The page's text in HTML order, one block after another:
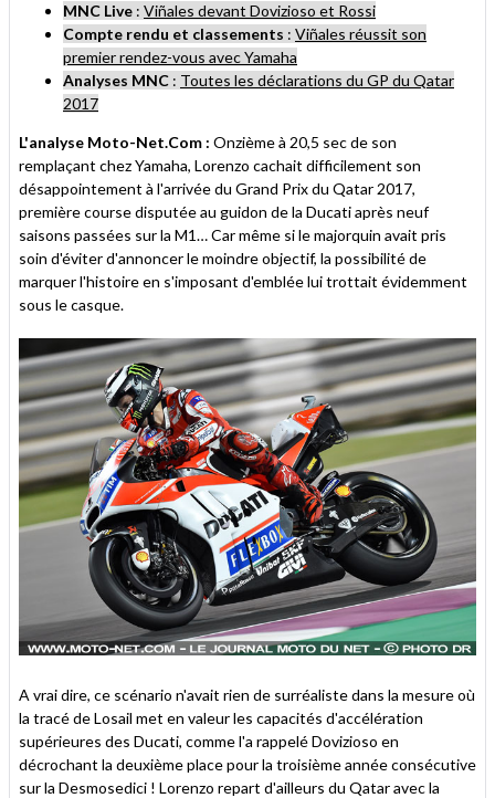
MNC Live : Viñales devant Dovizioso et Rossi
Compte rendu et classements : Viñales réussit son
premier rendez-vous avec Yamaha
Analyses MNC : Toutes les déclarations du GP du Qatar
2017
L'analyse Moto-Net.Com : Onzième à 20,5 sec de son
remplaçant chez Yamaha, Lorenzo cachait difficilement son
désappointement à l'arrivée du Grand Prix du Qatar 2017,
première course disputée au guidon de la Ducati après neuf
saisons passées sur la M1… Car même si le majorquin avait pris
soin d'éviter d'annoncer le moindre objectif, la possibilité de
marquer l'histoire en s'imposant d'emblée lui trottait évidemment
sous le casque.
A vrai dire, ce scénario n'avait rien de surréaliste dans la mesure où
la tracé de Losail met en valeur les capacités d'accélération
supérieures des Ducati, comme l'a rappelé Dovizioso en
décrochant la deuxième place pour la troisième année consécutive
sur la Desmosedici ! Lorenzo repart d'ailleurs du Qatar avec la